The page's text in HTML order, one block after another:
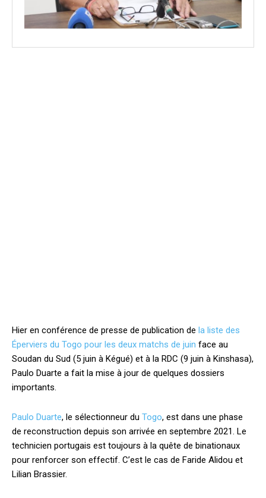
Hier en conférence de presse de publication de la liste des
Éperviers du Togo pour les deux matchs de juin face au
Soudan du Sud (5 juin à Kégué) et à la RDC (9 juin à Kinshasa),
Paulo Duarte a fait la mise à jour de quelques dossiers
importants.
Paulo Duarte, le sélectionneur du Togo, est dans une phase
de reconstruction depuis son arrivée en septembre 2021. Le
technicien portugais est toujours à la quête de binationaux
pour renforcer son effectif. C’est le cas de Faride Alidou et
Lilian Brassier.